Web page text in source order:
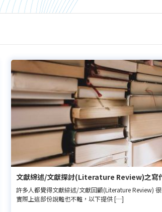
文獻綜述/文獻探討(Literature Review)之寫
許多人都覺得文獻綜述/文獻回顧(Literature Review) 很
實際上這部份說難也不難，以下提供 […]